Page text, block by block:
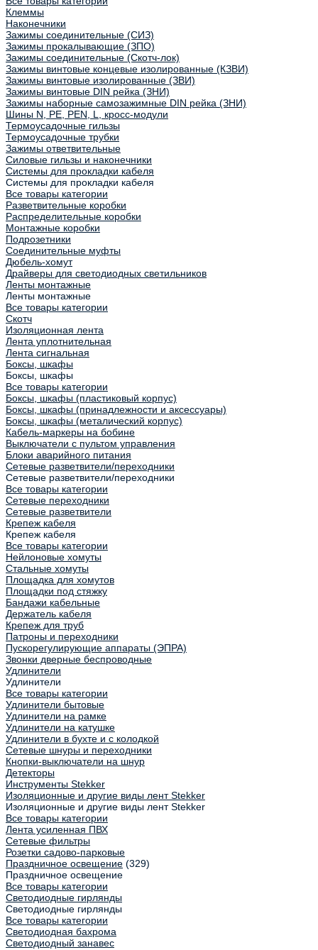
Клеммы
Наконечники
Зажимы соединительные (СИЗ)
Зажимы прокалывающие (ЗПО)
Зажимы соединительные (Скотч-лок)
Зажимы винтовые концевые изолированные (КЗВИ)
Зажимы винтовые изолированные (ЗВИ)
Зажимы винтовые DIN рейка (ЗНИ)
Зажимы наборные самозажимные DIN рейка (ЗНИ)
Шины N, PE, PEN, L, кросс-модули
Термоусадочные гильзы
Термоусадочные трубки
Зажимы ответвительные
Силовые гильзы и наконечники
Системы для прокладки кабеля
Системы для прокладки кабеля
Все товары категории
Разветвительные коробки
Распределительные коробки
Монтажные коробки
Подрозетники
Соединительные муфты
Дюбель-хомут
Драйверы для светодиодных светильников
Ленты монтажные
Ленты монтажные
Все товары категории
Скотч
Изоляционная лента
Лента уплотнительная
Лента сигнальная
Боксы, шкафы
Боксы, шкафы
Все товары категории
Боксы, шкафы (пластиковый корпус)
Боксы, шкафы (принадлежности и аксессуары)
Боксы, шкафы (металический корпус)
Кабель-маркеры на бобине
Выключатели с пультом управления
Блоки аварийного питания
Сетевые разветвители/переходники
Сетевые разветвители/переходники
Все товары категории
Сетевые переходники
Сетевые разветвители
Крепеж кабеля
Крепеж кабеля
Все товары категории
Нейлоновые хомуты
Стальные хомуты
Площадка для хомутов
Площадки под стяжку
Бандажи кабельные
Держатель кабеля
Крепеж для труб
Патроны и переходники
Пускорегулирующие аппараты (ЭПРА)
Звонки дверные беспроводные
Удлинители
Удлинители
Все товары категории
Удлинители бытовые
Удлинители на рамке
Удлинители на катушке
Удлинители в бухте и с колодкой
Сетевые шнуры и переходники
Кнопки-выключатели на шнур
Детекторы
Инструменты Stekker
Изоляционные и другие виды лент Stekker
Изоляционные и другие виды лент Stekker
Все товары категории
Лента усиленная ПВХ
Сетевые фильтры
Розетки садово-парковые
Праздничное освещение (329)
Праздничное освещение
Все товары категории
Светодиодные гирлянды
Светодиодные гирлянды
Все товары категории
Светодиодная бахрома
Светодиодный занавес